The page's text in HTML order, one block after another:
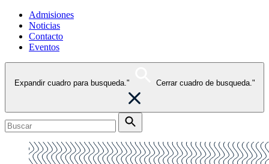
Admisiones
Noticias
Contacto
Eventos
Expandir cuadro para busqueda." Cerrar cuadro de busqueda."